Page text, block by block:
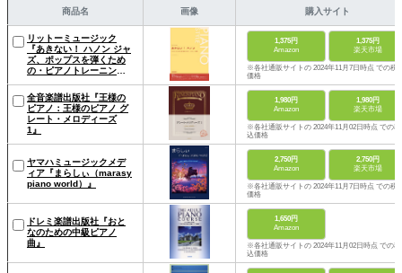
商品名 画像 購入サイト
リットーミュージック
『あきない！ ハノン ジャ
ズ、ポップスを弾くため
の・ピアノトレーニング
1,375円
Amazon
1,375円
楽天市場
※各社通販サイトの 2024年11月7日時点 での税
価格
全音楽譜出版社『王様の
ピアノ：王様のピアノ グ
レート・メロディーズ
1』
1,980円
Amazon
1,980円
楽天市場
※各社通販サイトの 2024年11月02日時点 での税
込価格
ヤマハミュージックメデ
ィア『まらしぃ（marasy
piano world）』
2,750円
Amazon
2,750円
楽天市場
※各社通販サイトの 2024年11月7日時点 での税
価格
ドレミ楽譜出版社『おと
なのための中級ピアノ
曲』
1,650円
Amazon
※各社通販サイトの 2024年11月02日時点 での税
込価格